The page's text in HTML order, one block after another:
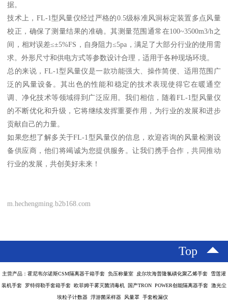
据。
技术上，FL-1型风量仪经过严格的0.5级标准风洞标定装置多点风量
校正，确保了测量结果的准确。其测量范围通常在100~3500m3/h之
间，相对误差≤±5%FS，自身阻力≤5pa，满足了大部分行业的使用需
求。外形尺寸和供电方式等参数设计合理，适用于各种现场环境。
总的来说，FL-1型风量仪是一款功能强大、操作简便、适用范围广
泛的风量设备。其出色的性能和稳定的技术表现使得它在暖通空
调、净化技术等领域得到广泛应用。我们相信，随着FL-1型风量仪
的不断优化和升级，它将继续发挥重要作用，为行业的发展和进步
贡献自己的力量。
如果您想了解多关于FL-1型风量仪的信息，欢迎咨询的风量检测设
备供应商，他们将竭诚为您提供服务。让我们携手合作，共同推动
行业的发展，共创美好未来！
m.hechengming.b2b168.com
Top
主营产品：霍尼韦尔诺斯CSM隔离器干箱手套 负压称量室 皮尔坎海普隆氯磺化聚乙烯手套 雪莲灌
装机手套 罗特得勒手套箱手套 欧菲姆干雾灭菌消毒机 国产TRON POWER创能隔离器手套 激光尘
埃粒子计数器 浮游菌采样器 风量罩 手套检漏仪